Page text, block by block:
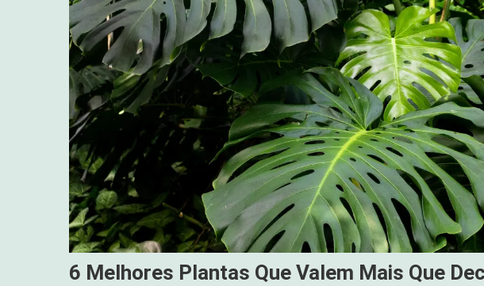
6 Melhores Plantas Que Valem Mais Que